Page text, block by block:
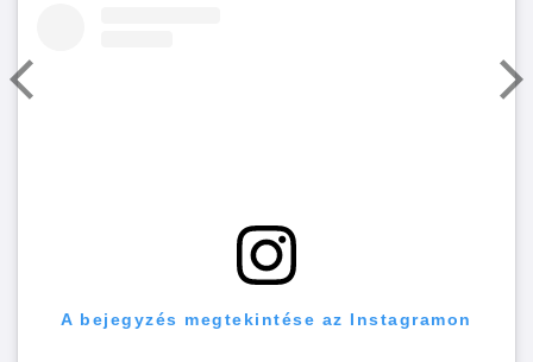
A bejegyzés megtekintése az Instagramon